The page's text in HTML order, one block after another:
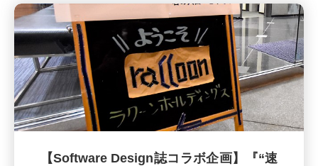
【Software Design誌コラボ企画】『“速